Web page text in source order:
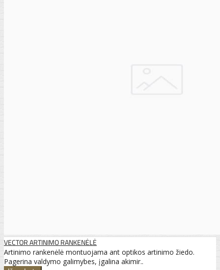
VECTOR ARTINIMO RANKENĖLĖ
Artinimo rankenėlė montuojama ant optikos artinimo žiedo.
Pagerina valdymo galimybes, įgalina akimir..